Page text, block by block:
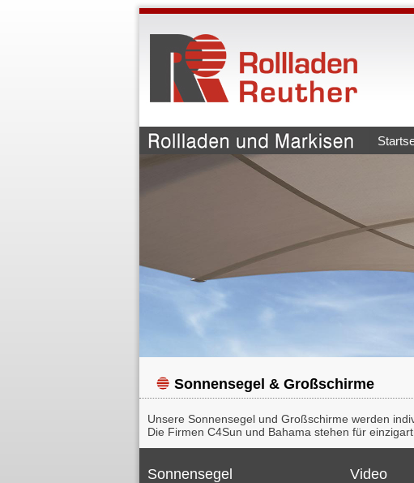
Sonnensegel & Großschirme
Unsere Sonnensegel und Großschirme werden
Die Firmen C4Sun und Bahama stehen für
Sonnensegel Video